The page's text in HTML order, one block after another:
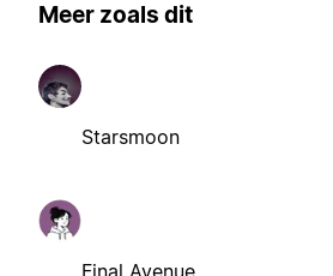
Meer zoals dit
Starsmoon
Final Avenue